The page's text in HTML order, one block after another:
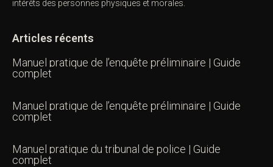
intérêts des personnes physiques et morales.
Articles récents
Manuel pratique de l’enquête préliminaire | Guide
complet
Manuel pratique de l’enquête préliminaire | Guide
complet
Manuel pratique du tribunal de police | Guide
complet